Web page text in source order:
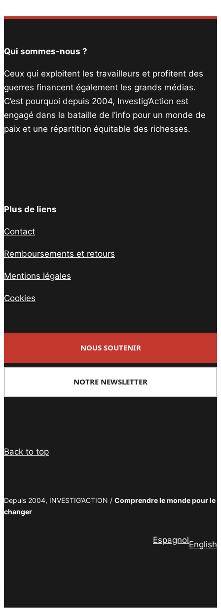
Qui sommes-nous ?
Ceux qui exploitent les travailleurs et profitent des
guerres financent également les grands médias.
C’est pourquoi depuis 2004, Investig’Action est
engagé dans la bataille de l’info pour un monde de
paix et une répartition équitable des richesses.
Plus de liens
Contact
Remboursements et retours
Mentions légales
Cookies
NOUS SOUTENIR
NOTRE NEWSLETTER
Back to top
Depuis 2004, INVESTIG’ACTION / Comprendre le monde pour le
changer
EspagnolEnglish